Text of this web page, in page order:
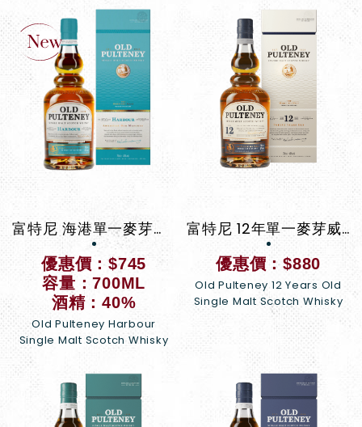
富特尼 海港單一麥芽蘇格蘭威士忌
優惠價：$745
容量：700ML
酒精：40%
Old Pulteney Harbour
Single Malt Scotch Whisky
富特尼 12年單一麥芽威士忌
優惠價：$880
Old Pulteney 12 Years Old
Single Malt Scotch Whisky